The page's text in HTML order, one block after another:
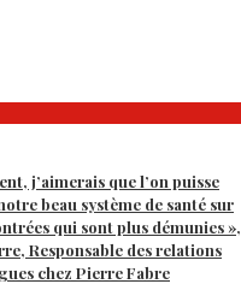
j’aimerais que l’on puisse
beau système de santé sur
qui sont plus démunies »,
Responsable des relations
chez Pierre Fabre